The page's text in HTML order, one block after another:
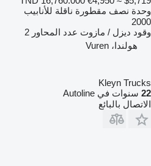
وحدة نصف مقطورة ناقلة للأنابيب
2000
وقود ديزل / مازوت عدد المحاور 2
هولندا، Vuren
Kleyn Trucks
22 سنوات في Autoline
الاتصال بالبائع